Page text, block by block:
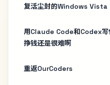
复活尘封的Windows Vista
用Claude Code和Codex写
挣钱还是很难啊
重返OurCoders